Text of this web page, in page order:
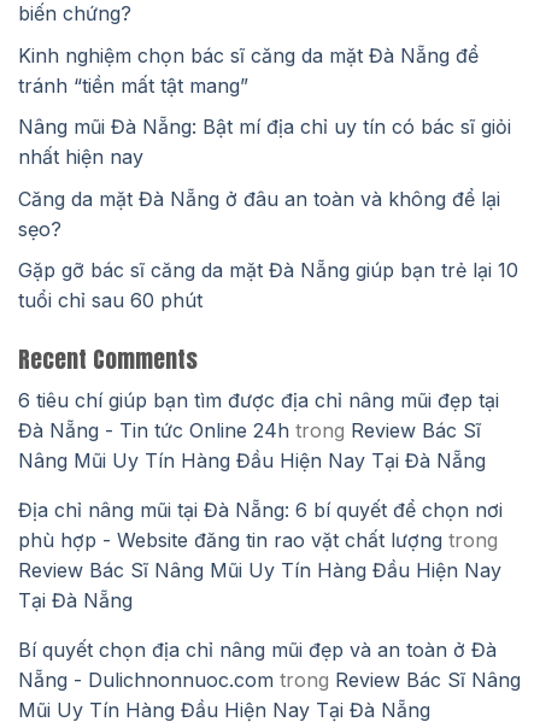
biến chứng?
Kinh nghiệm chọn bác sĩ căng da mặt Đà Nẵng để
tránh “tiền mất tật mang”
Nâng mũi Đà Nẵng: Bật mí địa chỉ uy tín có bác sĩ giỏi
nhất hiện nay
Căng da mặt Đà Nẵng ở đâu an toàn và không để lại
sẹo?
Gặp gỡ bác sĩ căng da mặt Đà Nẵng giúp bạn trẻ lại 10
tuổi chỉ sau 60 phút
Recent Comments
6 tiêu chí giúp bạn tìm được địa chỉ nâng mũi đẹp tại
Đà Nẵng - Tin tức Online 24h trong Review Bác Sĩ
Nâng Mũi Uy Tín Hàng Đầu Hiện Nay Tại Đà Nẵng
Địa chỉ nâng mũi tại Đà Nẵng: 6 bí quyết để chọn nơi
phù hợp - Website đăng tin rao vặt chất lượng trong
Review Bác Sĩ Nâng Mũi Uy Tín Hàng Đầu Hiện Nay
Tại Đà Nẵng
Bí quyết chọn địa chỉ nâng mũi đẹp và an toàn ở Đà
Nẵng - Dulichnonnuoc.com trong Review Bác Sĩ Nâng
Mũi Uy Tín Hàng Đầu Hiện Nay Tại Đà Nẵng